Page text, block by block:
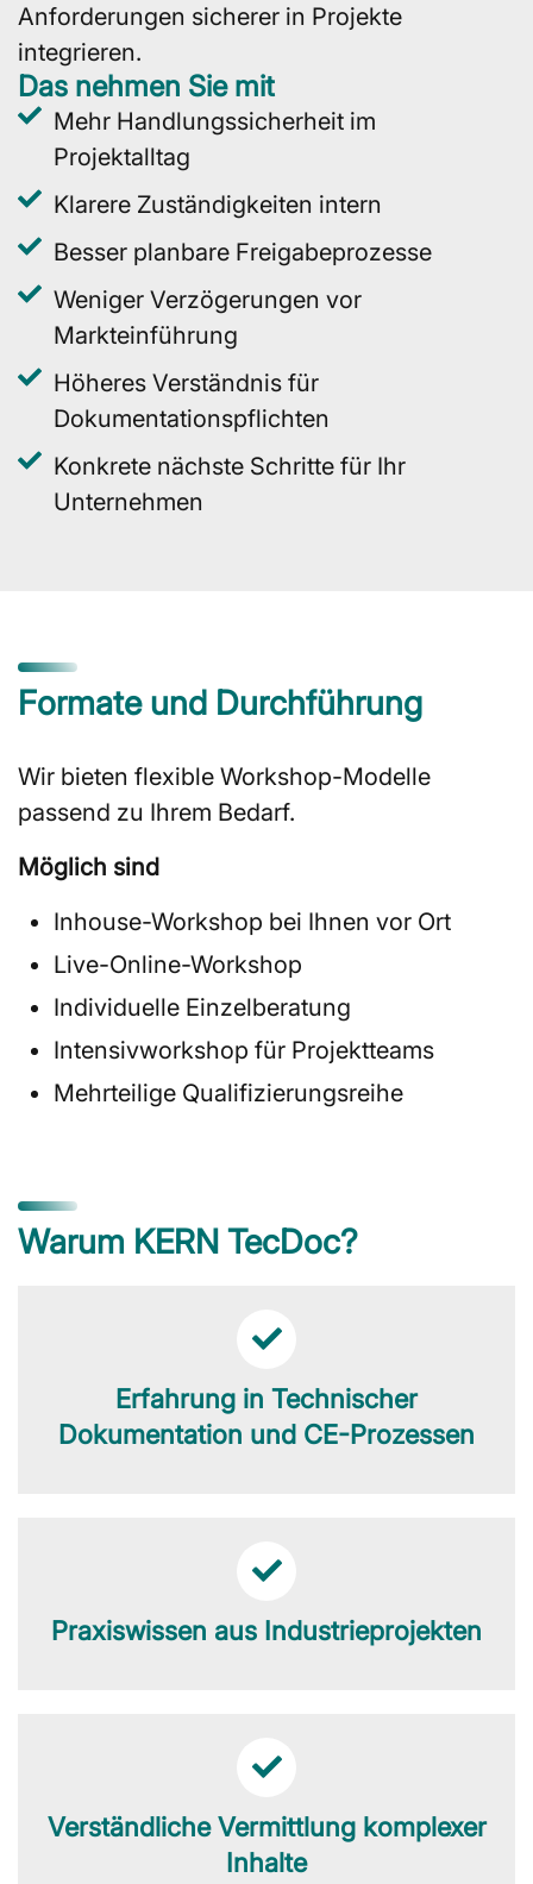
Anforderungen sicherer in Projekte
integrieren.
Das nehmen Sie mit
Mehr Handlungssicherheit im
Projektalltag
Klarere Zuständigkeiten intern
Besser planbare Freigabeprozesse
Weniger Verzögerungen vor
Markteinführung
Höheres Verständnis für
Dokumentationspflichten
Konkrete nächste Schritte für Ihr
Unternehmen
Formate und Durchführung
Wir bieten flexible Workshop-Modelle
passend zu Ihrem Bedarf.
Möglich sind
Inhouse-Workshop bei Ihnen vor Ort
Live-Online-Workshop
Individuelle Einzelberatung
Intensivworkshop für Projektteams
Mehrteilige Qualifizierungsreihe
Warum KERN TecDoc?
Erfahrung in Technischer
Dokumentation und CE-Prozessen
Praxiswissen aus Industrieprojekten
Verständliche Vermittlung komplexer
Inhalte